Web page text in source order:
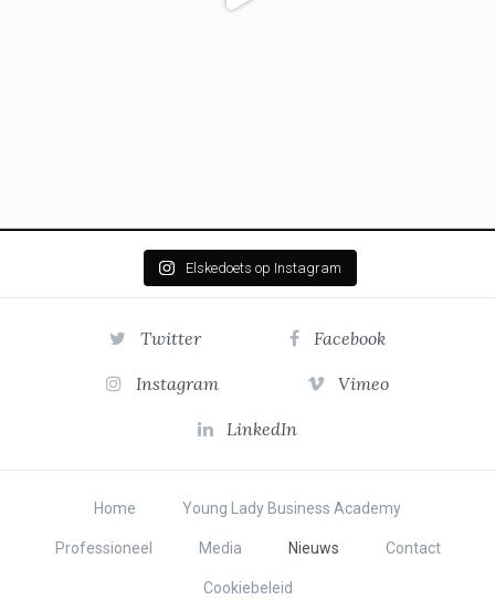
Elskedoets op Instagram
Twitter Facebook
Instagram Vimeo
LinkedIn
Home Young Lady Business Academy
Professioneel Media Nieuws Contact
Cookiebeleid